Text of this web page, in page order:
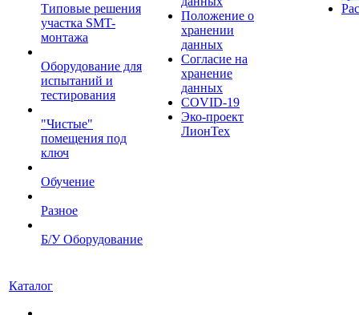
Типовые решения
участка SMT-
монтажа
Оборудование для
испытаний и
тестирования
"Чистые"
помещения под
ключ
Обучение
Разное
Б/У Оборудование
Положение о
хранении
данных
Согласие на
хранение
данных
COVID-19
Эко-проект
ЛионТех
Каталог